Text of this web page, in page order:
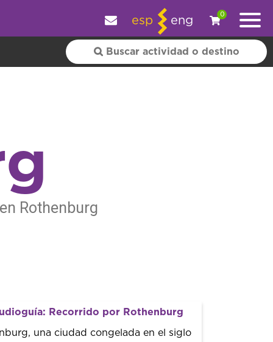
esp eng
0
Rothenburg
Recorrido por Rothenburg
una ciudad congelada en el siglo
+ información